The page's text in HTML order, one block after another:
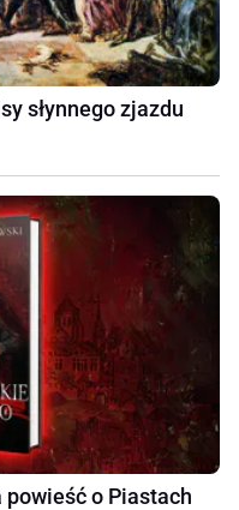
słynnego zjazdu
powieść o Piastach